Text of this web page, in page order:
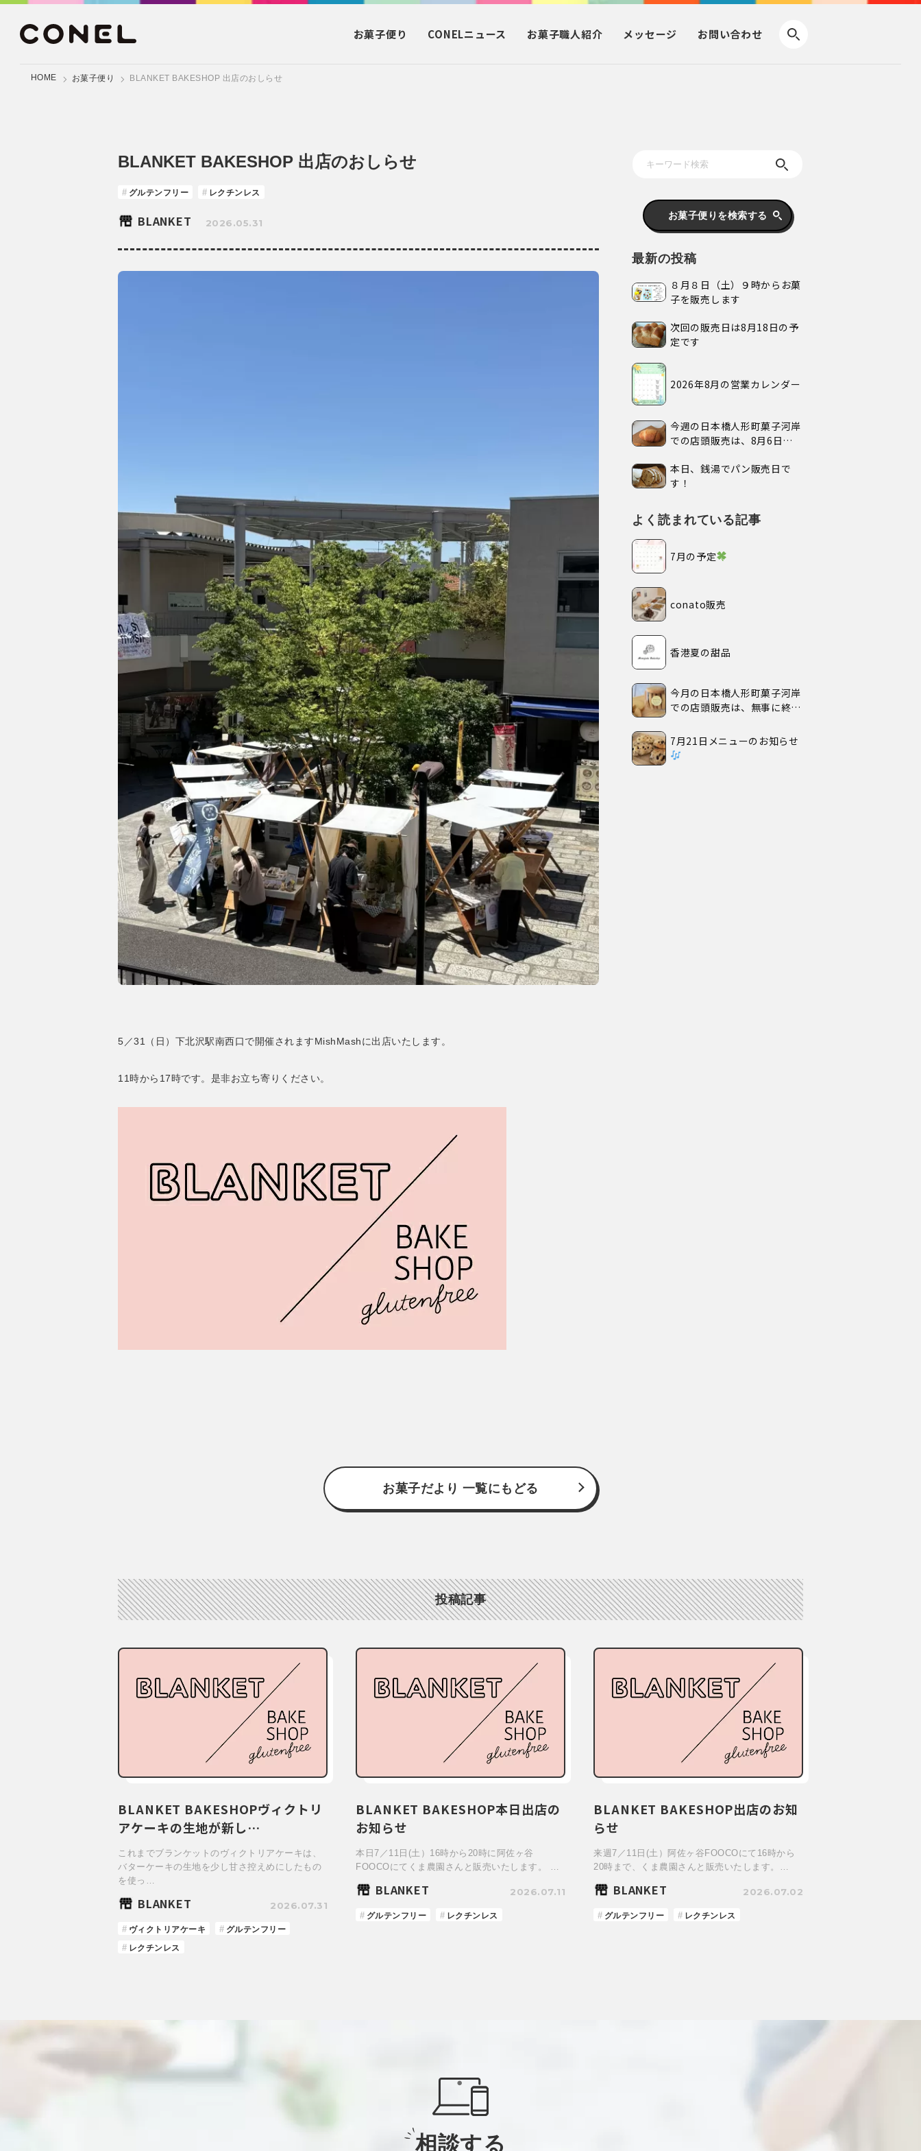
お菓子便り CONELニュース お菓子職人紹介 メッセージ お問い合わせ
HOME お菓子便り BLANKET BAKESHOP 出店のおしらせ
BLANKET BAKESHOP 出店のおしらせ
グルテンフリー レクチンレス
BLANKET 2026.05.31
5／31（日）下北沢駅南西口で開催されますMishMashに出店いたします。
11時から17時です。是非お立ち寄りください。
お菓子だより 一覧にもどる
投稿記事
BLANKET BAKESHOPヴィクトリ
アケーキの生地が新し…
これまでブランケットのヴィクトリアケーキは、
バターケーキの生地を少し甘さ控えめにしたもの
を使っ…
BLANKET 2026.07.31
ヴィクトリアケーキ
グルテンフリー
レクチンレス
BLANKET BAKESHOP本日出店の
お知らせ
本日7／11日(土）16時から20時に阿佐ヶ谷
FOOCOにてくま農園さんと販売いたします。 …
BLANKET 2026.07.11
グルテンフリー レクチンレス
BLANKET BAKESHOP出店のお知
らせ
来週7／11日(土）阿佐ヶ谷FOOCOにて16時から
20時まで、くま農園さんと販売いたします。…
BLANKET 2026.07.02
グルテンフリー レクチンレス
お菓子便りを検索する
最新の投稿
８月８日（土）９時からお菓
子を販売します
次回の販売日は8月18日の予
定です
2026年8月の営業カレンダー
今週の日本橋人形町菓子河岸
での店頭販売は、8月6日
す。
本日、銭湯でパン販売日で
す！
よく読まれている記事
7月の予定
conato販売
香港夏の甜品
今月の日本橋人形町菓子河岸
での店頭販売は、無事に終了
7月21日メニューのお知らせ
相談する